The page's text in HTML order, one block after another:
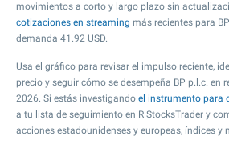
movimientos a corto y largo plazo sin
cotizaciones en streaming más recientes para
demanda 41.92 USD.
Usa el gráfico para revisar el impulso reciente,
precio y seguir cómo se desempeña BP p.l.c. en
2026. Si estás investigando el instrumento para
a tu lista de seguimiento en R StocksTrader y
acciones estadounidenses y europeas, índices y